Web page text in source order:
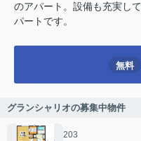
のアパート。設備も充実し
パートです。
無料
グランシャリオの募集中物件
203